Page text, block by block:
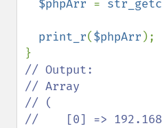
$phpArr =
print_r($phpArr );
// Output:
// Array
// (
//    [0] =>